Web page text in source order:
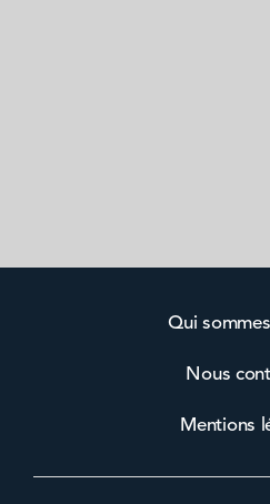
Qui
Nous
Mentions